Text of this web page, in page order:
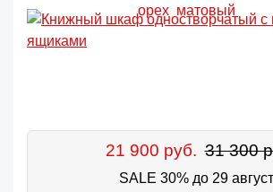
21 900 руб. 31 300
SALE 30% до 29